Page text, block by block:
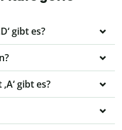
gibt es?
gibt es?